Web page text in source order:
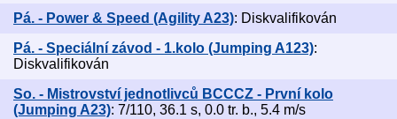
Pá. - Power & Speed (Agility A23): Diskvalifikován
Pá. - Speciální závod - 1.kolo (Jumping A123):
Diskvalifikován
So. - Mistrovství jednotlivců BCCCZ - První kolo
(Jumping A23): 7/110, 36.1 s, 0.0 tr. b., 5.4 m/s